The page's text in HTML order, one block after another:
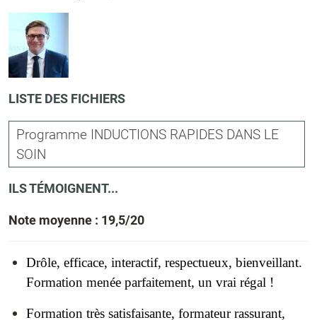
LISTE DES FICHIERS
Programme INDUCTIONS RAPIDES DANS LE
SOIN
ILS TÉMOIGNENT...
Note moyenne : 19,5/20
Drôle, efficace, interactif, respectueux, bienveillant.
Formation menée parfaitement, un vrai régal !
Formation très satisfaisante, formateur rassurant,